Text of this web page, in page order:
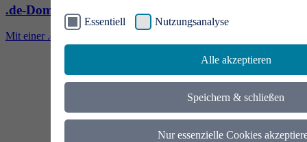
Essentiell Nutzungsanalyse
Alle akzeptieren
Speichern & schließen
Nur essenzielle Cookies
.de-Domains
Mit einer .de-Domain erhalten Ideen eine Bühne